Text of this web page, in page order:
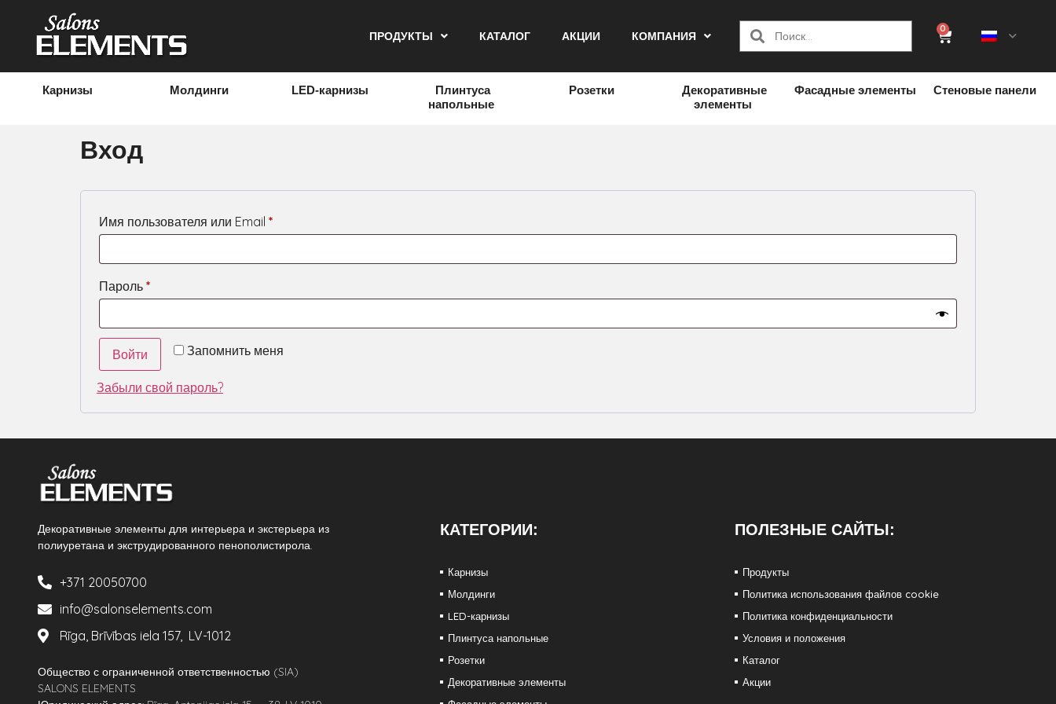
ПРОДУКТЫ КАТАЛОГ АКЦИИ КОМПАНИЯ
0
Карнизы Молдинги LED-карнизы
Плинтуса
напольные
Розетки
Декоративные
элементы
Фасадные элементы Стеновые панели
Профиль
Вход
Имя пользователя или Email *
Пароль *
Запомнить меня
Войти
Забыли свой пароль?
Декоративные элементы для интерьера и экстерьера из
полиуретана и экструдированного пенополистирола.
+371 20050700
info@salonselements.com
Rīga, Brīvības iela 157, LV-1012
Общество с ограниченной ответственностью (SIA)
SALONS ELEMENTS
КАТЕГОРИИ:
Карнизы
Молдинги
LED-карнизы
Плинтуса напольные
Розетки
Декоративные элементы
ПОЛЕЗНЫЕ САЙТЫ:
Продукты
Политика использования файлов cookie
Политика конфиденциальности
Условия и положения
Каталог
Акции